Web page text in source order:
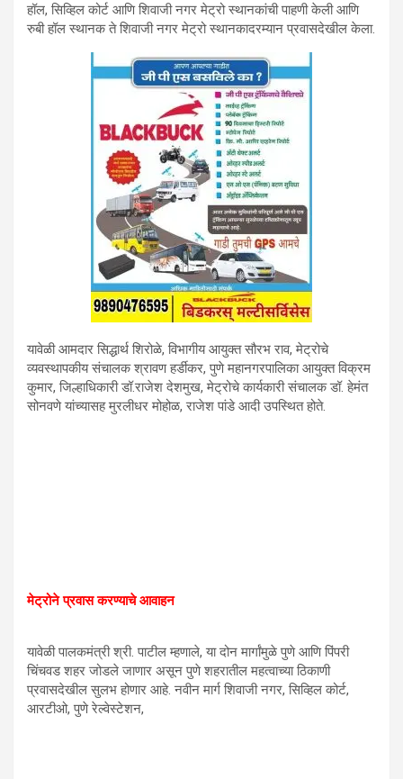
हॉल, सिव्हिल कोर्ट आणि शिवाजी नगर मेट्रो स्थानकांची पाहणी केली आणि
रुबी हॉल स्थानक ते शिवाजी नगर मेट्रो स्थानकादरम्यान प्रवासदेखील केला.
यावेळी आमदार सिद्धार्थ शिरोळे, विभागीय आयुक्त सौरभ राव, मेट्रोचे
व्यवस्थापकीय संचालक श्रावण हर्डीकर, पुणे महानगरपालिका आयुक्त विक्रम
कुमार, जिल्हाधिकारी डॉ.राजेश देशमुख, मेट्रोचे कार्यकारी संचालक डॉ. हेमंत
सोनवणे यांच्यासह मुरलीधर मोहोळ, राजेश पांडे आदी उपस्थित होते.
मेट्रोने प्रवास करण्याचे आवाहन
यावेळी पालकमंत्री श्री. पाटील म्हणाले, या दोन मार्गांमुळे पुणे आणि पिंपरी
चिंचवड शहर जोडले जाणार असून पुणे शहरातील महत्वाच्या ठिकाणी
प्रवासदेखील सुलभ होणार आहे. नवीन मार्ग शिवाजी नगर, सिव्हिल कोर्ट,
आरटीओ, पुणे रेल्वेस्टेशन,